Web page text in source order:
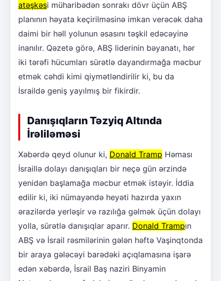
atəşkəsi müharibədən sonrakı dövr üçün ABŞ
planının həyata keçirilməsinə imkan verəcək daha
daimi bir həll yolunun əsasını təşkil edəcəyinə
inanılır. Qəzetə görə, ABŞ liderinin bəyanatı, hər
iki tərəfi hücumları sürətlə dayandırmağa məcbur
etmək cəhdi kimi qiymətləndirilir ki, bu da
İsraildə geniş yayılmış bir fikirdir.
Danışıqların Təzyiq Altında
İrəliləməsi
Xəbərdə qeyd olunur ki, Donald Tramp Həması
İsraillə dolayı danışıqları bir neçə gün ərzində
yenidən başlamağa məcbur etmək istəyir. İddia
edilir ki, iki nümayəndə heyəti hazırda yaxın
ərazilərdə yerləşir və razılığa gəlmək üçün dolayı
yolla, sürətlə danışıqlar aparır. Donald Trampın
ABŞ və İsrail rəsmilərinin gələn həftə Vaşinqtonda
bir araya gələcəyi barədəki açıqlamasına işarə
edən xəbərdə, İsrail Baş naziri Binyamin